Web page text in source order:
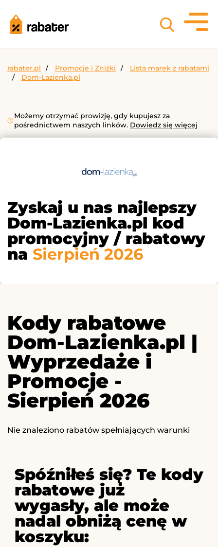
rabater.pl Promocje i Zniżki
Lista marek z rabatami
Dom-Lazienka.pl
Możemy otrzymać prowizję, gdy kupujesz za
pośrednictwem naszych linków. Dowiedz się więcej
Zyskaj u nas najlepszy
Dom-Lazienka.pl kod
promocyjny / rabatowy
na Sierpień 2026
Kody rabatowe
Dom-Lazienka.pl |
Wyprzedaże i
Promocje -
Sierpień 2026
Nie znaleziono rabatów spełniających warunki
Spóźniłeś się? Te kody
rabatowe już
wygasły, ale może
nadal obniżą cenę w
koszyku: